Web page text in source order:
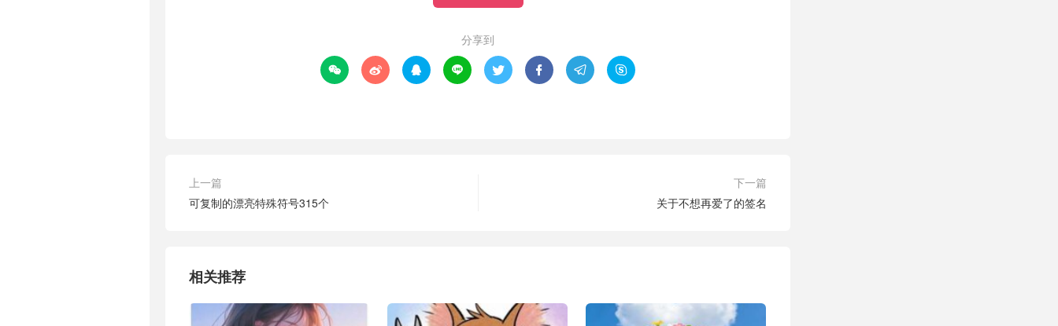
分享到
       
上一篇
可复制的漂亮特殊符号315个
下一篇
关于不想再爱了的签名
相关推荐